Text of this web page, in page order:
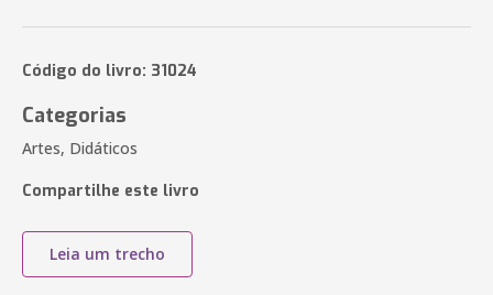
Código do livro: 31024
Categorias
Artes, Didáticos
Compartilhe este livro
Leia um trecho